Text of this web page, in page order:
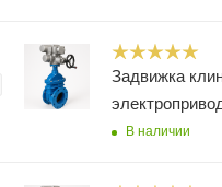
Задвижка
В наличии